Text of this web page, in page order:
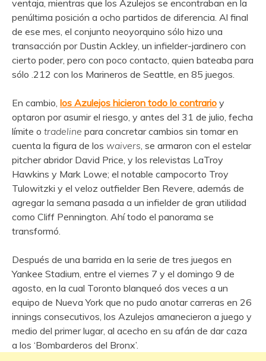
ventaja, mientras que los Azulejos se encontraban en la
penúltima posición a ocho partidos de diferencia. Al final
de ese mes, el conjunto neoyorquino sólo hizo una
transacción por Dustin Ackley, un infielder-jardinero con
cierto poder, pero con poco contacto, quien bateaba para
sólo .212 con los Marineros de Seattle, en 85 juegos.
En cambio, los Azulejos hicieron todo lo contrario y
optaron por asumir el riesgo, y antes del 31 de julio, fecha
límite o tradeline para concretar cambios sin tomar en
cuenta la figura de los waivers, se armaron con el estelar
pitcher abridor David Price, y los relevistas LaTroy
Hawkins y Mark Lowe; el notable campocorto Troy
Tulowitzki y el veloz outfielder Ben Revere, además de
agregar la semana pasada a un infielder de gran utilidad
como Cliff Pennington. Ahí todo el panorama se
transformó.
Después de una barrida en la serie de tres juegos en
Yankee Stadium, entre el viernes 7 y el domingo 9 de
agosto, en la cual Toronto blanqueó dos veces a un
equipo de Nueva York que no pudo anotar carreras en 26
innings consecutivos, los Azulejos amanecieron a juego y
medio del primer lugar, al acecho en su afán de dar caza
a los ‘Bombarderos del Bronx’.